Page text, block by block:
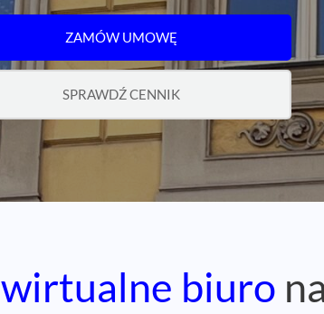
ZAMÓW UMOWĘ
SPRAWDŹ CENNIK
wirtualne biuro